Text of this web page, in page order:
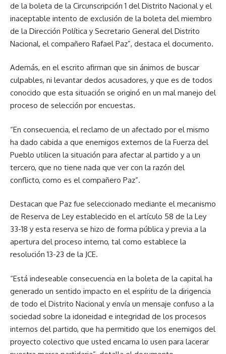
de la boleta de la Circunscripción 1 del Distrito Nacional y el
inaceptable intento de exclusión de la boleta del miembro
de la Dirección Política y Secretario General del Distrito
Nacional, el compañero Rafael Paz”, destaca el documento.
Además, en el escrito afirman que sin ánimos de buscar
culpables, ni levantar dedos acusadores, y que es de todos
conocido que esta situación se originó en un mal manejo del
proceso de selección por encuestas.
“En consecuencia, el reclamo de un afectado por el mismo
ha dado cabida a que enemigos externos de la Fuerza del
Pueblo utilicen la situación para afectar al partido y a un
tercero, que no tiene nada que ver con la razón del
conflicto, como es el compañero Paz”.
Destacan que Paz fue seleccionado mediante el mecanismo
de Reserva de Ley establecido en el artículo 58 de la Ley
33-18 y esta reserva se hizo de forma pública y previa a la
apertura del proceso interno, tal como establece la
resolución 13-23 de la JCE.
“Está indeseable consecuencia en la boleta de la capital ha
generado un sentido impacto en el espíritu de la dirigencia
de todo el Distrito Nacional y envía un mensaje confuso a la
sociedad sobre la idoneidad e integridad de los procesos
internos del partido, que ha permitido que los enemigos del
proyecto colectivo que usted encarna lo usen para lacerar